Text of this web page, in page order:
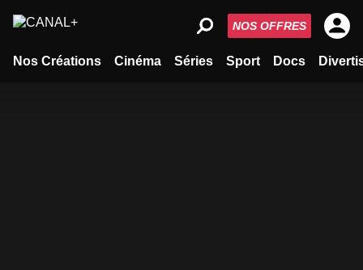
Nos Créations Cinéma Séries Sport Docs
NOS OFFRES